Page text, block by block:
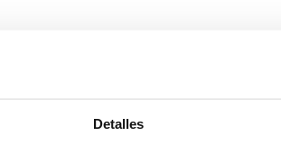
Detalles
lana, cálidas en invierno y frescas
para acumular polvo. En